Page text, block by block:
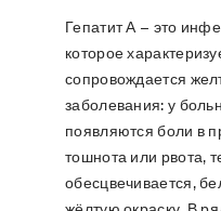
Гепатит А – это
которое
сопровождается
заболевания: у
появляются боли в
тошнота или рвота,
обесцвечивается,